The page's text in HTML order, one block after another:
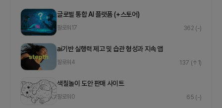
글로벌 통합 AI 플랫폼 (+스토어)
팔로워 17 362 (-)
ai기반 실행력 제고 및 습관 형성과 지속 앱
팔로워 4 137 (↑1)
색칠놀이 도안 판매 사이트
팔로워 0 65 (-)